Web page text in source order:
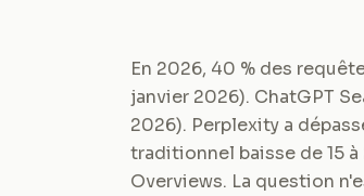
En 2026, 40 % des
janvier 2026). ChatGPT
2026). Perplexity a
traditionnel baisse de 15
Overviews. La question